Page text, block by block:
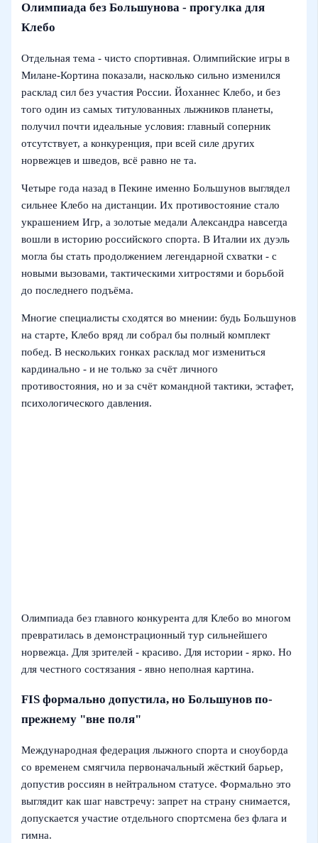
Олимпиада без Большунова - прогулка для
Клебо
Отдельная тема - чисто спортивная. Олимпийские игры в
Милане‑Кортина показали, насколько сильно изменился
расклад сил без участия России. Йоханнес Клебо, и без
того один из самых титулованных лыжников планеты,
получил почти идеальные условия: главный соперник
отсутствует, а конкуренция, при всей силе других
норвежцев и шведов, всё равно не та.
Четыре года назад в Пекине именно Большунов выглядел
сильнее Клебо на дистанции. Их противостояние стало
украшением Игр, а золотые медали Александра навсегда
вошли в историю российского спорта. В Италии их дуэль
могла бы стать продолжением легендарной схватки - с
новыми вызовами, тактическими хитростями и борьбой
до последнего подъёма.
Многие специалисты сходятся во мнении: будь Большунов
на старте, Клебо вряд ли собрал бы полный комплект
побед. В нескольких гонках расклад мог измениться
кардинально - и не только за счёт личного
противостояния, но и за счёт командной тактики, эстафет,
психологического давления.
Олимпиада без главного конкурента для Клебо во многом
превратилась в демонстрационный тур сильнейшего
норвежца. Для зрителей - красиво. Для истории - ярко. Но
для честного состязания - явно неполная картина.
FIS формально допустила, но Большунов по-
прежнему "вне поля"
Международная федерация лыжного спорта и сноуборда
со временем смягчила первоначальный жёсткий барьер,
допустив россиян в нейтральном статусе. Формально это
выглядит как шаг навстречу: запрет на страну снимается,
допускается участие отдельного спортсмена без флага и
гимна.